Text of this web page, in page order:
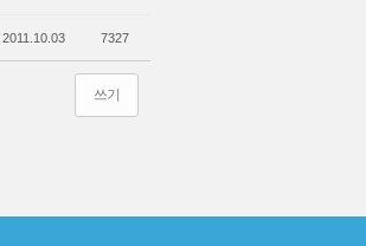
2011.10.03 7327
쓰기